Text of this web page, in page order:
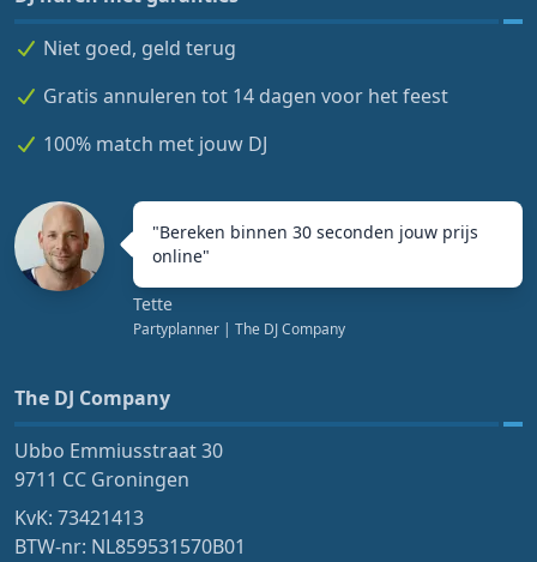
Niet goed, geld terug
Gratis annuleren tot 14 dagen voor het feest
100% match met jouw DJ
"Bereken binnen 30 seconden jouw prijs
online"
Tette
Partyplanner | The DJ Company
The DJ Company
Ubbo Emmiusstraat 30
9711 CC Groningen
KvK: 73421413
BTW-nr: NL859531570B01